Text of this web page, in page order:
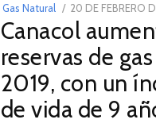
Gas Natural
POSTED
ON
20 DE FEBRERO
Canacol
reservas de
2019, con un
de vida de 9